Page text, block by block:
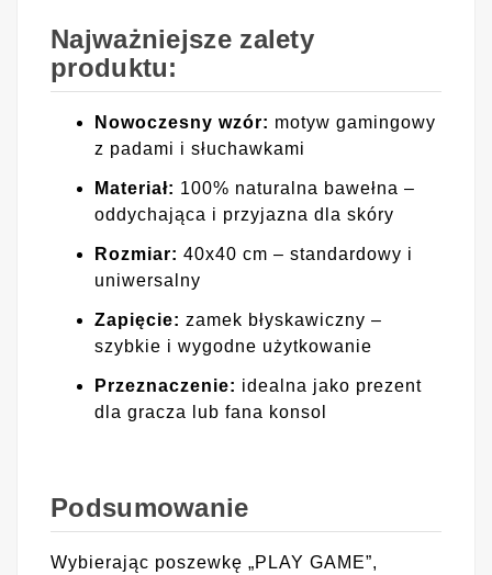
Najważniejsze zalety
produktu:
Nowoczesny wzór: motyw gamingowy
z padami i słuchawkami
Materiał: 100% naturalna bawełna –
oddychająca i przyjazna dla skóry
Rozmiar: 40x40 cm – standardowy i
uniwersalny
Zapięcie: zamek błyskawiczny –
szybkie i wygodne użytkowanie
Przeznaczenie: idealna jako prezent
dla gracza lub fana konsol
Podsumowanie
Wybierając poszewkę „PLAY GAME”,